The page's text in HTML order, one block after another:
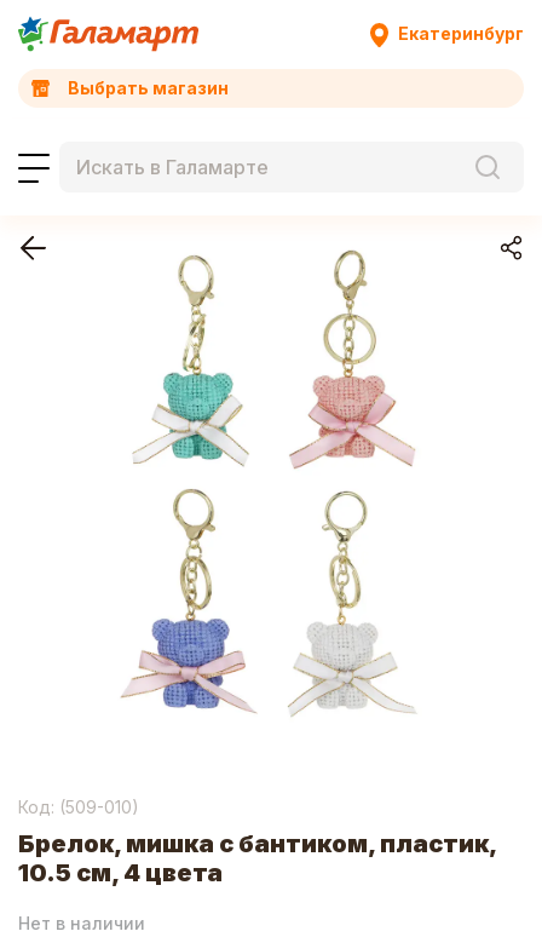
Екатеринбург
Выбрать магазин
Код: (509-010)
Брелок, мишка с бантиком, пластик,
10.5 см, 4 цвета
Нет в наличии